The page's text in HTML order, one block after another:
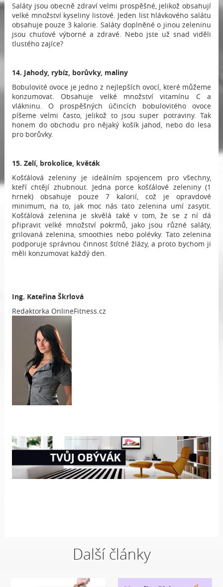
Saláty jsou obecně zdraví velmi prospěšné, jelikož obsahují
velké množství kyseliny listové. Jeden list hlávkového salátu
obsahuje pouze 3 kalorie. Saláty doplněné o jinou zeleninu
jsou chuťové výborné a zdravé. Nebo jste už snad viděli
tlustého zajíce?
14. Jahody, rybíz, borůvky, maliny
Bobulovité ovoce je jedno z nejlepších ovocí, které můžeme
konzumovat. Obsahuje velké množství vitamínu C a
vlákninu. O prospěšných účincích bobulovitého ovoce
píšeme velmi často, jelikož to jsou super potraviny. Tak
honem do obchodu pro nějaký košík jahod, nebo do lesa
pro borůvky.
15. Zelí, brokolice, květák
Košťálová zeleniny je ideálním spojencem pro všechny,
kteří chtějí zhubnout. Jedna porce košťálové zeleniny (1
hrnek) obsahuje pouze 7 kalorií, což je opravdové
minimum, na to, jak moc nás tato zelenina umí zasytit.
Košťálová zelenina je skvělá také v tom, že se z ní dá
připravit velké množství pokrmů, jako jsou různé saláty,
grilovaná zelenina, smoothies nebo polévky. Tato zelenina
podporuje správnou činnost štítné žlázy, a proto bychom ji
měli konzumovat každý den.
Ing. Kateřina Škrlová
Redaktorka OnlineFitness.cz
Další články